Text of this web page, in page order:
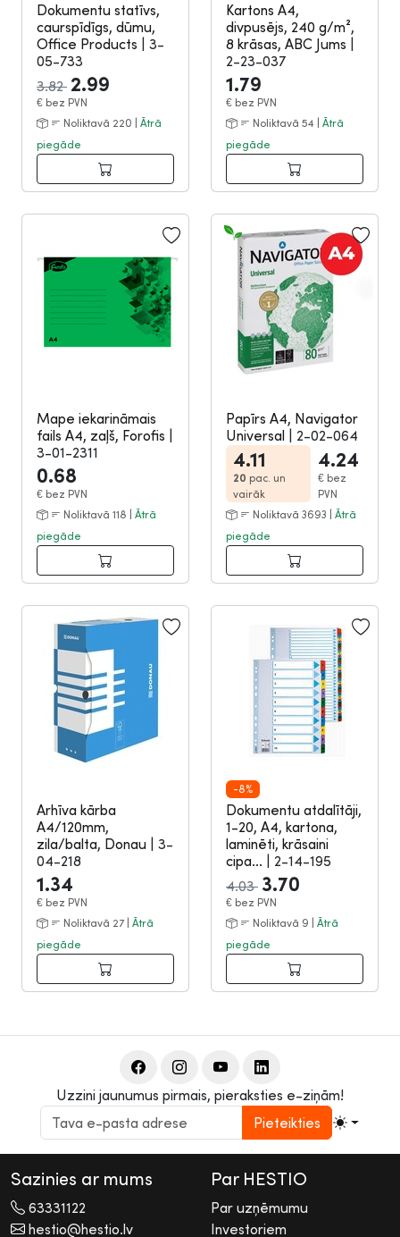
Dokumentu statīvs,
caurspīdīgs, dūmu,
Office Products
3-
05-733
3.82 2.99
€ bez PVN
Noliktavā 220 | Ātrā
piegāde
Kartons A4,
divpusējs, 240 g/m²,
8 krāsas, ABC Jums
2-23-037
1.79
€ bez PVN
Noliktavā 54 | Ātrā
piegāde
Mape iekarināmais
fails A4, zaļš, Forofis
3-01-2311
0.68
€ bez PVN
Noliktavā 118 | Ātrā
piegāde
Papīrs A4, Navigator
Universal
2-02-064
4.11
20 pac. un
vairāk
4.24
€ bez
PVN
Noliktavā 3693 | Ātrā
piegāde
Arhīva kārba
A4/120mm,
zila/balta, Donau
3-
04-218
1.34
€ bez PVN
Noliktavā 27 | Ātrā
piegāde
-8%
Dokumentu atdalītāji,
1-20, A4, kartona,
laminēti, krāsaini
cipa...
2-14-195
4.03 3.70
€ bez PVN
Noliktavā 9 | Ātrā
piegāde
Uzzini jaunumus pirmais, pieraksties e-ziņām!
Pieteikties
Sazinies ar mums
63331122
hestio@hestio.lv
Par HESTIO
Par uzņēmumu
Investoriem